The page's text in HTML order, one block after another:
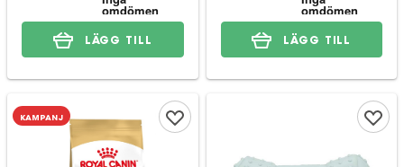
LÄGG TILL LÄGG TILL
KAMPANJ